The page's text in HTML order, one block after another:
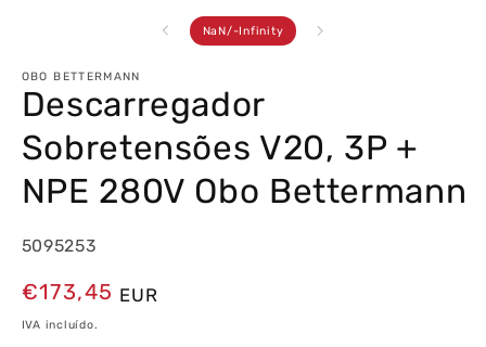
NaN/ de
-Infinity
OBO BETTERMANN
Descarregador
Sobretensões V20, 3P +
NPE 280V Obo Bettermann
5095253
Preço
normal
€173,45 EUR
IVA incluído.